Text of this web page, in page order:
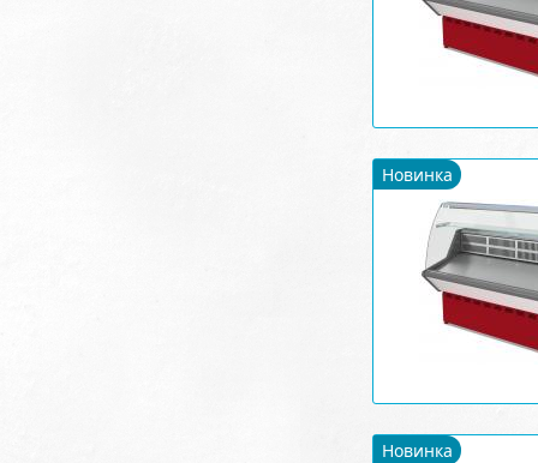
Новинка
Новинка